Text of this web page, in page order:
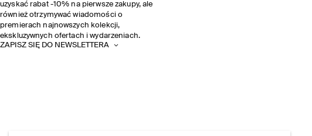
uzyskać rabat -10% na pierwsze zakupy, ale
również otrzymywać wiadomości o
premierach najnowszych kolekcji,
ekskluzywnych ofertach i wydarzeniach.
ZAPISZ SIĘ DO NEWSLETTERA